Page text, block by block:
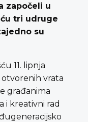
započeli u
tri udruge
su
11. lipnja
otvorenih vrata
građanima
i kreativni rad